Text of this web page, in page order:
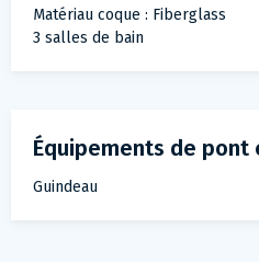
Matériau coque : Fiberglass
3 salles de bain
Équipements de
Guindeau